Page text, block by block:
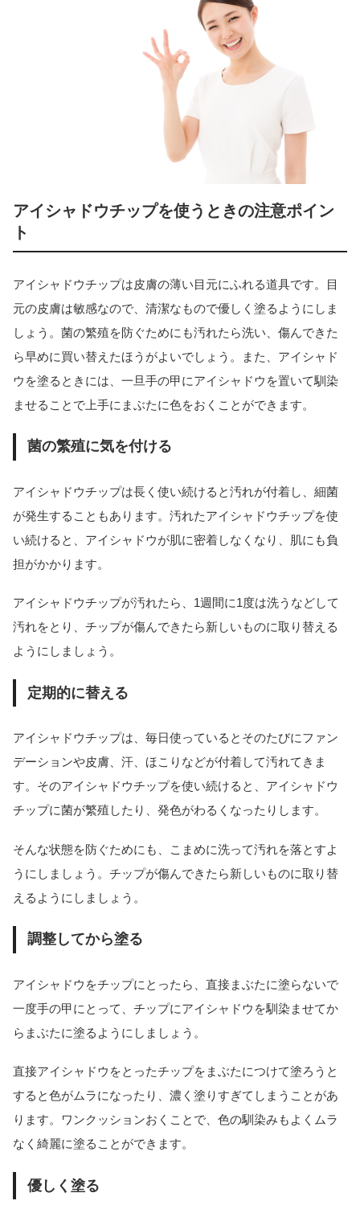
アイシャドウチップを使うときの注意ポイン
ト
アイシャドウチップは皮膚の薄い目元にふれる道具です。目
元の皮膚は敏感なので、清潔なもので優しく塗るようにしま
しょう。菌の繁殖を防ぐためにも汚れたら洗い、傷んできた
ら早めに買い替えたほうがよいでしょう。また、アイシャド
ウを塗るときには、一旦手の甲にアイシャドウを置いて馴染
ませることで上手にまぶたに色をおくことができます。
菌の繁殖に気を付ける
アイシャドウチップは長く使い続けると汚れが付着し、細菌
が発生することもあります。汚れたアイシャドウチップを使
い続けると、アイシャドウが肌に密着しなくなり、肌にも負
担がかかります。
アイシャドウチップが汚れたら、1週間に1度は洗うなどして
汚れをとり、チップが傷んできたら新しいものに取り替える
ようにしましょう。
定期的に替える
アイシャドウチップは、毎日使っているとそのたびにファン
デーションや皮膚、汗、ほこりなどが付着して汚れてきま
す。そのアイシャドウチップを使い続けると、アイシャドウ
チップに菌が繁殖したり、発色がわるくなったりします。
そんな状態を防ぐためにも、こまめに洗って汚れを落とすよ
うにしましょう。チップが傷んできたら新しいものに取り替
えるようにしましょう。
調整してから塗る
アイシャドウをチップにとったら、直接まぶたに塗らないで
一度手の甲にとって、チップにアイシャドウを馴染ませてか
らまぶたに塗るようにしましょう。
直接アイシャドウをとったチップをまぶたにつけて塗ろうと
すると色がムラになったり、濃く塗りすぎてしまうことがあ
ります。ワンクッションおくことで、色の馴染みもよくムラ
なく綺麗に塗ることができます。
優しく塗る